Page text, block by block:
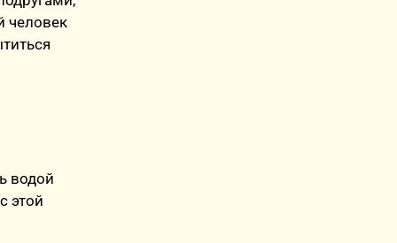
человек
водой
этой